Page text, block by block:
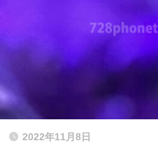
2022年11月8日